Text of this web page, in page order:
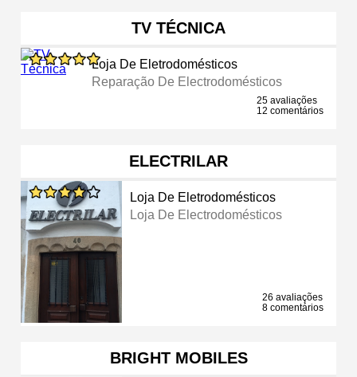
TV TÉCNICA
Loja De Eletrodomésticos
Reparação De Electrodomésticos
25 avaliações
12 comentários
ELECTRILAR
Loja De Eletrodomésticos
Loja De Electrodomésticos
26 avaliações
8 comentários
BRIGHT MOBILES